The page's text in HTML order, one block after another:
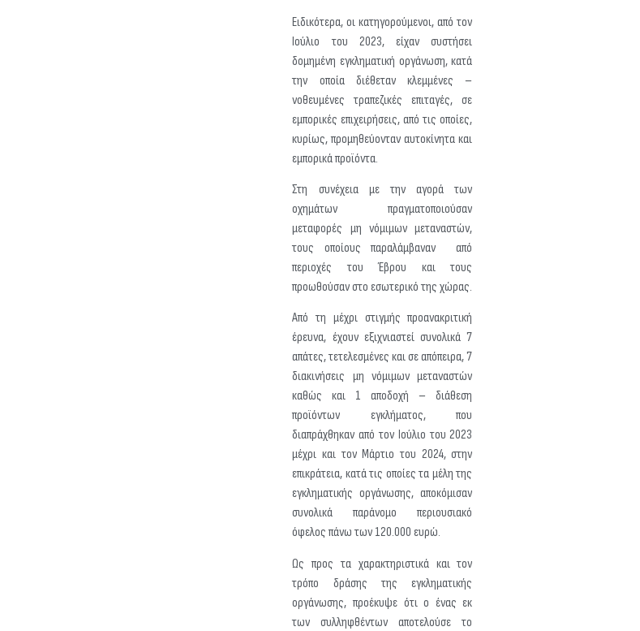
Ειδικότερα, οι κατηγορούμενοι, από τον
Ιούλιο του 2023, είχαν συστήσει
δομημένη εγκληματική οργάνωση, κατά
την οποία διέθεταν κλεμμένες –
νοθευμένες τραπεζικές επιταγές, σε
εμπορικές επιχειρήσεις, από τις οποίες,
κυρίως, προμηθεύονταν αυτοκίνητα και
εμπορικά προϊόντα.
Στη συνέχεια με την αγορά των
οχημάτων πραγματοποιούσαν
μεταφορές μη νόμιμων μεταναστών,
τους οποίους παραλάμβαναν από
περιοχές του Έβρου και τους
προωθούσαν στο εσωτερικό της χώρας.
Από τη μέχρι στιγμής προανακριτική
έρευνα, έχουν εξιχνιαστεί συνολικά 7
απάτες, τετελεσμένες και σε απόπειρα, 7
διακινήσεις μη νόμιμων μεταναστών
καθώς και 1 αποδοχή – διάθεση
προϊόντων εγκλήματος, που
διαπράχθηκαν από τον Ιούλιο του 2023
μέχρι και τον Μάρτιο του 2024, στην
επικράτεια, κατά τις οποίες τα μέλη της
εγκληματικής οργάνωσης, αποκόμισαν
συνολικά παράνομο περιουσιακό
όφελος πάνω των 120.000 ευρώ.
Ως προς τα χαρακτηριστικά και τον
τρόπο δράσης της εγκληματικής
οργάνωσης, προέκυψε ότι ο ένας εκ
των συλληφθέντων αποτελούσε το